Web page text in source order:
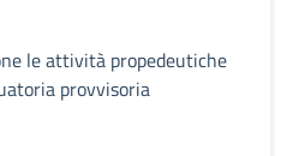
le attività propedeutiche
provvisoria